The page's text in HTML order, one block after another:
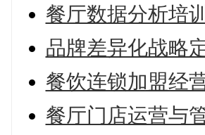
餐厅数据分析培
品牌差异化战略
餐饮连锁加盟经
餐厅门店运营与